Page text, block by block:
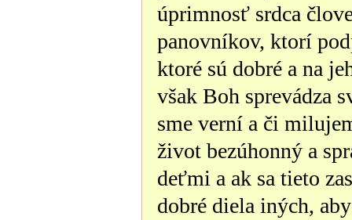
úprimnosť srdca
panovníkov, ktorí
ktoré sú dobré a na
však Boh sprevádza
sme verní a či
život bezúhonný a
deťmi a ak sa tieto
dobré diela iných,